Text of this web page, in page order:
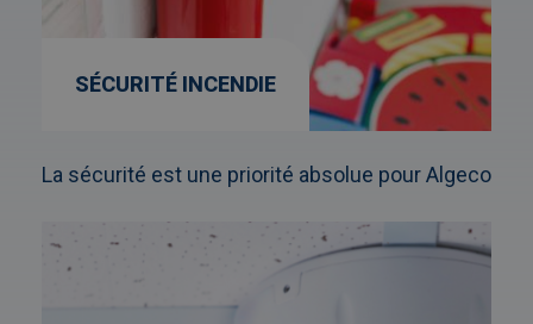
SÉCURITÉ INCENDIE
La sécurité est une priorité absolue pour Algeco
naarSécurité
contre